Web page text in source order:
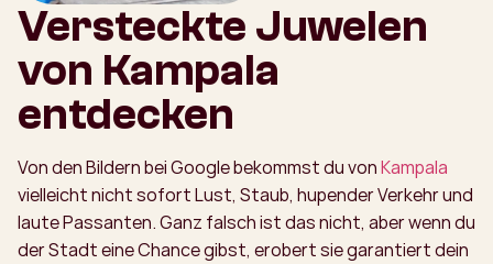
Versteckte Juwelen
von Kampala
entdecken
Von den Bildern bei Google bekommst du vonKampala
vielleicht nicht sofort Lust, Staub, hupender Verkehr und
laute Passanten. Ganz falsch ist das nicht, aber wenn du
der Stadt eine Chance gibst, erobert sie garantiert dein